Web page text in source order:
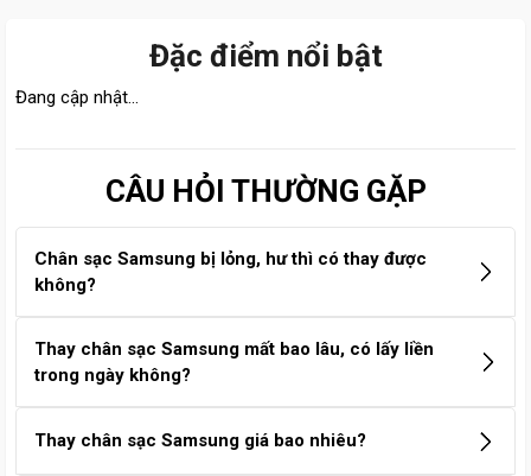
Đặc điểm nổi bật
Đang cập nhật...
CÂU HỎI THƯỜNG GẶP
Chân sạc Samsung bị lỏng, hư thì có thay được
không?
Có. Khi chân sạc Samsung bị lỏng, chập chờn hoặc không
nhận sạc, bạn hoàn toàn có thể thay mới. Việc thay chân
uy tín.
Thay chân sạc Samsung mất bao lâu, có lấy liền
trong ngày không?
Thông thường, thời gian thay chân sạc Samsung chỉ từ 30
– 60 phút. Với trường hợp bo mạch phức tạp, kỹ thuật viên
Thay chân sạc Samsung giá bao nhiêu?